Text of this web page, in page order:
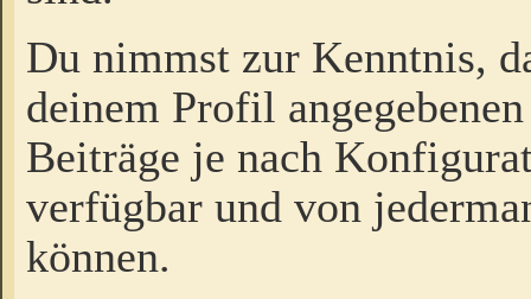
Du nimmst zur Kenntnis,
deinem Profil
Beiträge je nach
verfügbar und von
können.